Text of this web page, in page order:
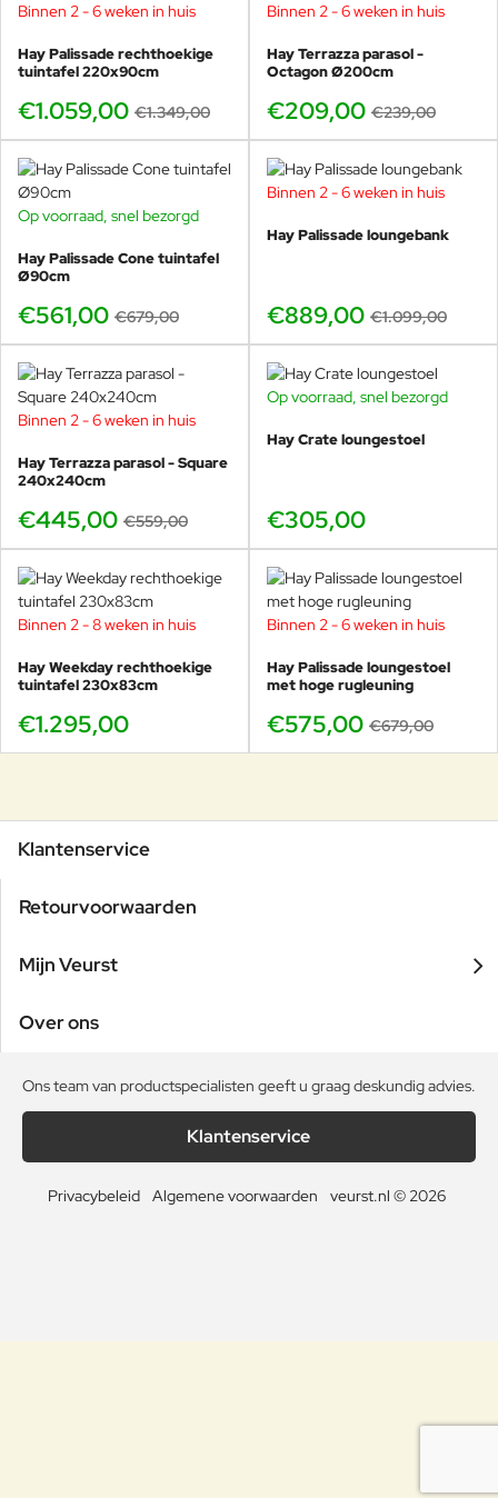
-21%
Binnen 2 - 6 weken in huis
Hay Palissade rechthoekige
tuintafel 220x90cm
€1.059,00 €1.349,00
-13%
Binnen 2 - 6 weken in huis
Hay Terrazza parasol -
Octagon Ø200cm
€209,00 €239,00
-17%
Op voorraad, snel bezorgd
Hay Palissade Cone tuintafel
Ø90cm
€561,00 €679,00
-19%
Binnen 2 - 6 weken in huis
Hay Palissade loungebank
€889,00 €1.099,00
-20%
Binnen 2 - 6 weken in huis
Hay Terrazza parasol - Square
240x240cm
€445,00 €559,00
Op voorraad, snel bezorgd
Hay Crate loungestoel
€305,00
Binnen 2 - 8 weken in huis
Hay Weekday rechthoekige
tuintafel 230x83cm
€1.295,00
-15%
Binnen 2 - 6 weken in huis
Hay Palissade loungestoel
met hoge rugleuning
€575,00 €679,00
Klantenservice
Retourvoorwaarden
Mijn Veurst
Over ons
Ons team van productspecialisten geeft u graag deskundig advies.
Klantenservice
Privacybeleid Algemene voorwaarden veurst.nl © 2026